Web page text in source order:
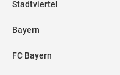
Stadtviertel
Bayern
FC Bayern